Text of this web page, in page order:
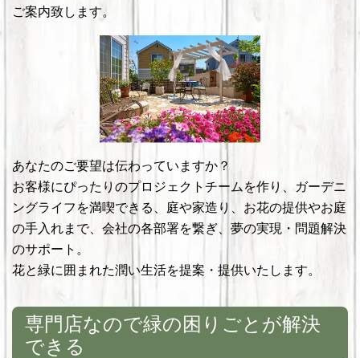
ご案内致します。
あなたのご要望は伝わっていますか？
お客様にぴったりのプロジェクトチームを作り、ガーデニ
ングライフを満喫できる、庭や家造り、お花の提供やお庭
の手入れまで、会社の各部署を繋ぎ、夢の実現・問題解決
のサポート。
花と緑に囲まれた潤い生活を提案・提供いたします。
専門店なので緑の困りごとが解決
できる